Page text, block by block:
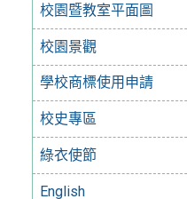
校園暨教室平面圖
校園景觀
學校商標使用申請
校史專區
綠衣使節
English